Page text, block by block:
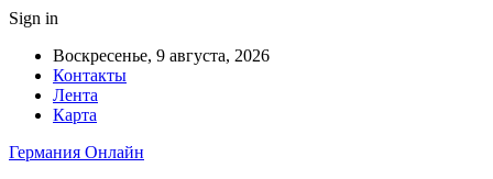
Sign in
Воскресенье, 9 августа, 2026
Контакты
Лента
Карта
Германия Онлайн